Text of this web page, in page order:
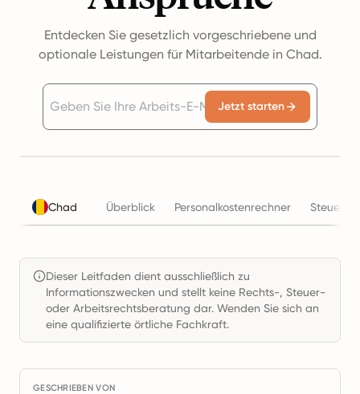
Entdecken Sie gesetzlich vorgeschriebene und
optionale Leistungen für Mitarbeitende in Chad.
Jetzt starten
Chad Überblick Personalkostenrechner Steuern
Dieser Leitfaden dient ausschließlich zu
Informationszwecken und stellt keine Rechts-, Steuer-
oder Arbeitsrechtsberatung dar. Wenden Sie sich an
eine qualifizierte örtliche Fachkraft.
GESCHRIEBEN VON